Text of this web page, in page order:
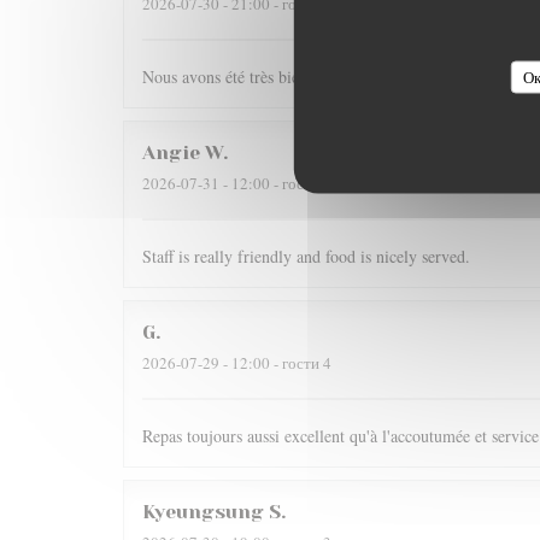
Nous avons été très bien reçu et servi, accueil très
Angie W
2026-07-31 - 12:00 - гости 2
Staff is really friendly and food is nicely served.
G
2026-07-29 - 12:00 - гости 4
Repas toujours aussi excellent qu'à l'accoutumée et
Kyeungsung S